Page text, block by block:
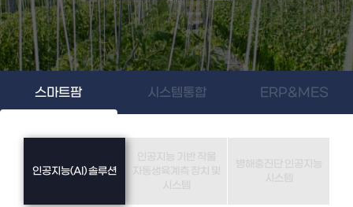
스마트팜 시스템통합 ERP&MES
인공지능(AI) 솔루션